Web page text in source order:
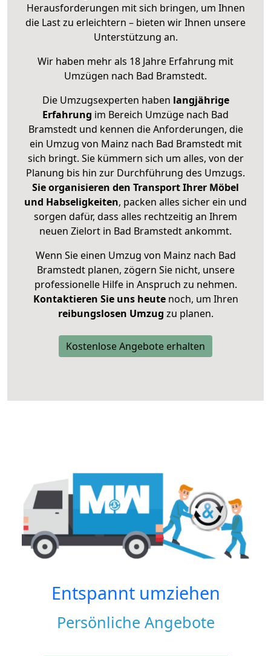
Herausforderungen mit sich bringen, um Ihnen
die Last zu erleichtern – bieten wir Ihnen unsere
Unterstützung an.
Wir haben mehr als 18 Jahre Erfahrung mit
Umzügen nach Bad Bramstedt.
Die Umzugsexperten haben langjährige
Erfahrung im Bereich Umzüge nach Bad
Bramstedt und kennen die Anforderungen, die
ein Umzug von Mainz nach Bad Bramstedt mit
sich bringt. Sie kümmern sich um alles, von der
Planung bis hin zur Durchführung des Umzugs.
Sie organisieren den Transport Ihrer Möbel
und Habseligkeiten, packen alles sicher ein und
sorgen dafür, dass alles rechtzeitig an Ihrem
neuen Zielort in Bad Bramstedt ankommt.
Wenn Sie einen Umzug von Mainz nach Bad
Bramstedt planen, zögern Sie nicht, unsere
professionelle Hilfe in Anspruch zu nehmen.
Kontaktieren Sie uns heutenoch, um Ihren
reibungslosen Umzug zu planen.
Kostenlose Angebote erhalten
Entspannt umziehen
Persönliche Angebote